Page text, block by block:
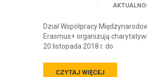
Dział Współpracy
Erasmus+ organizują
20 listopada 2018 r. do
CZYTAJ WIĘCEJ